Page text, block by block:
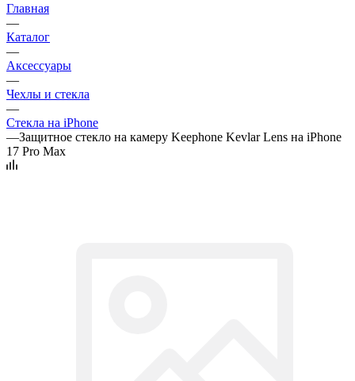
Главная
—
Каталог
—
Аксессуары
—
Чехлы и стекла
—
Стекла на iPhone
—Защитное стекло на камеру Keephone Kevlar Lens на iPhone
17 Pro Max